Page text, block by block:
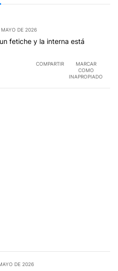
MAYO DE 2026
fetiche y la interna está
COMPARTIR
MARCAR
COMO
INAPROPIADO
DE 2026